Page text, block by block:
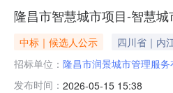
隆昌市智慧城市项目-智慧
中标｜候选人公示 四川省｜内
招标单位： 隆昌市润景城市管理服务
发布时间： 2026-05-15 15:38